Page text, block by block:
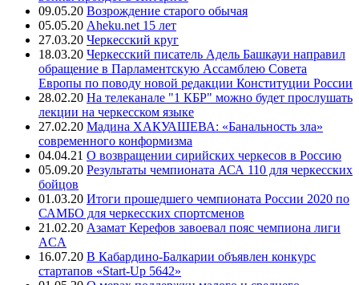
09.05.20 Возрождение старого обычая
05.05.20 Aheku.net 15 лет
27.03.20 Черкесский круг
18.03.20 Черкесский писатель Адель Башкауи направил
обращение в Парламентскую Ассамблею Совета
Европы по поводу новой редакции Конституции России
28.02.20 На телеканале "1 КБР" можно будет прослушать
лекции на черкесском языке
27.02.20 Мадина ХАКУАШЕВА: «Банальность зла»
современного конформизма
04.04.21 О возвращении сирийских черкесов в Россию
05.09.20 Результаты чемпионата АСА 110 для черкесских
бойцов
01.03.20 Итоги прошедшего чемпионата России 2020 по
САМБО для черкесских спортсменов
21.02.20 Азамат Керефов завоевал пояс чемпиона лиги
ACA
16.07.20 В Кабардино-Балкарии объявлен конкурс
стартапов «Start-Up 5642»